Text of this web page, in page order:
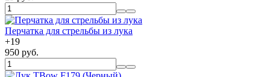
Перчатка для стрельбы из лука
+19
950 руб.